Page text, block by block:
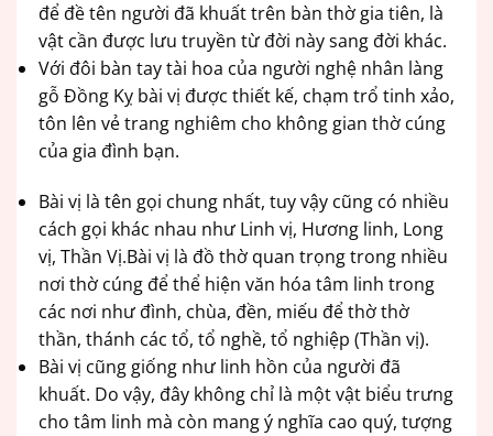
để đề tên người đã khuất trên bàn thờ gia tiên, là
vật cần được lưu truyền từ đời này sang đời khác.
Với đôi bàn tay tài hoa của người nghệ nhân làng
gỗ Đồng Kỵ bài vị được thiết kế, chạm trổ tinh xảo,
tôn lên vẻ trang nghiêm cho không gian thờ cúng
của gia đình bạn.
Bài vị là tên gọi chung nhất, tuy vậy cũng có nhiều
cách gọi khác nhau như Linh vị, Hương linh, Long
vị, Thần Vị.Bài vị là đồ thờ quan trọng trong nhiều
nơi thờ cúng để thể hiện văn hóa tâm linh trong
các nơi như đình, chùa, đền, miếu để thờ thờ
thần, thánh các tổ, tổ nghề, tổ nghiệp (Thần vị).
Bài vị cũng giống như linh hồn của người đã
khuất. Do vậy, đây không chỉ là một vật biểu trưng
cho tâm linh mà còn mang ý nghĩa cao quý, tượng